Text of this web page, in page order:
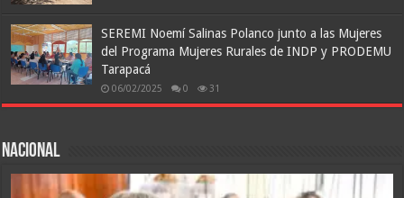
SEREMI Noemí Salinas Polanco junto a las Mujeres
del Programa Mujeres Rurales de INDP y PRODEMU
Tarapacá
06/02/2025 0 31
Nacional